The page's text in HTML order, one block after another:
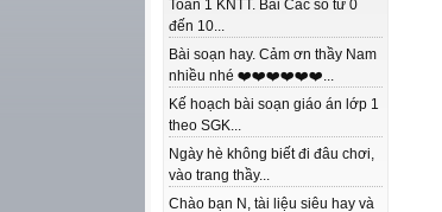
Toán 1 KNTT. Bài Các số từ 0
đến 10...
Bài soạn hay. Cảm ơn thầy Nam
nhiều nhé ❤️❤️❤️❤️❤️❤️...
Kế hoạch bài soạn giáo án lớp 1
theo SGK...
Ngày hè không biết đi đâu chơi,
vào trang thầy...
Chào bạn N, tài liệu siêu hay và